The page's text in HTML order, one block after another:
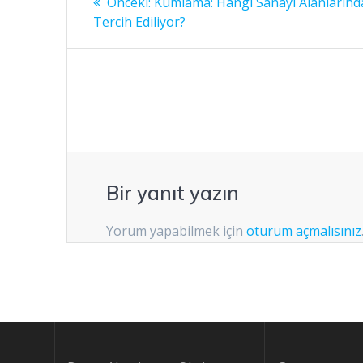
gezinmesi
yazı:
Tercih Ediliyor?
Bir yanıt yazın
Yorum yapabilmek içinoturum açmalısınız